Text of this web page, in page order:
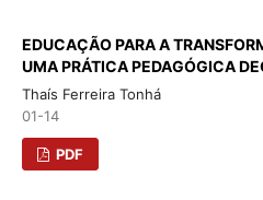
EDUCAÇÃO PARA A
UMA PRÁTICA PEDAGÓGICA
Thaís Ferreira Tonhá
01-14
PDF